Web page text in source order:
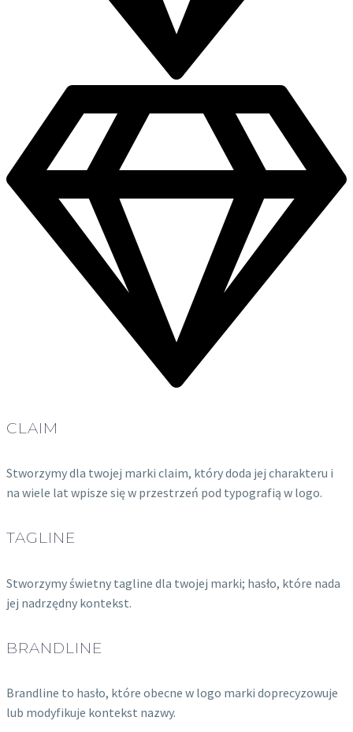
CLAIM
Stworzymy dla twojej marki claim, który doda jej charakteru i
na wiele lat wpisze się w przestrzeń pod typografią w logo.
TAGLINE
Stworzymy świetny tagline dla twojej marki; hasło, które nada
jej nadrzędny kontekst.
BRANDLINE
Brandline to hasło, które obecne w logo marki doprecyzowuje
lub modyfikuje kontekst nazwy.